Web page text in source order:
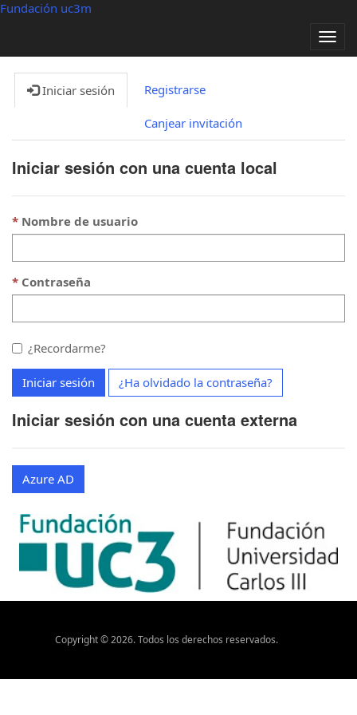
Fundación uc3m
Iniciar sesión Registrarse
Canjear invitación
Iniciar sesión con una cuenta local
Nombre de usuario
Contraseña
¿Recordarme?
Iniciar sesión ¿Ha olvidado la contraseña?
Iniciar sesión con una cuenta externa
Azure AD
Copyright ©2026. Todos los derechos reservados.